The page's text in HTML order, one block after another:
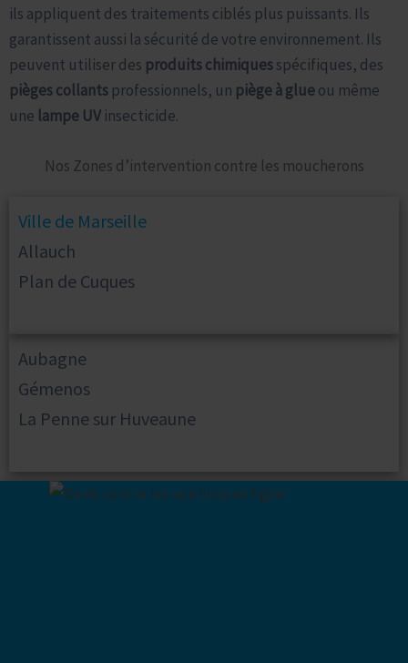
ils appliquent des traitements ciblés plus puissants. Ils
garantissent aussi la sécurité de votre environnement. Ils
peuvent utiliser des produits chimiquesspécifiques, des
pièges collants professionnels, un piège à glueou même
une lampe UV insecticide.
Nos Zones d’intervention contre les moucherons
Ville de Marseille
Allauch
Plan de Cuques
Aubagne
Gémenos
La Penne sur Huveaune